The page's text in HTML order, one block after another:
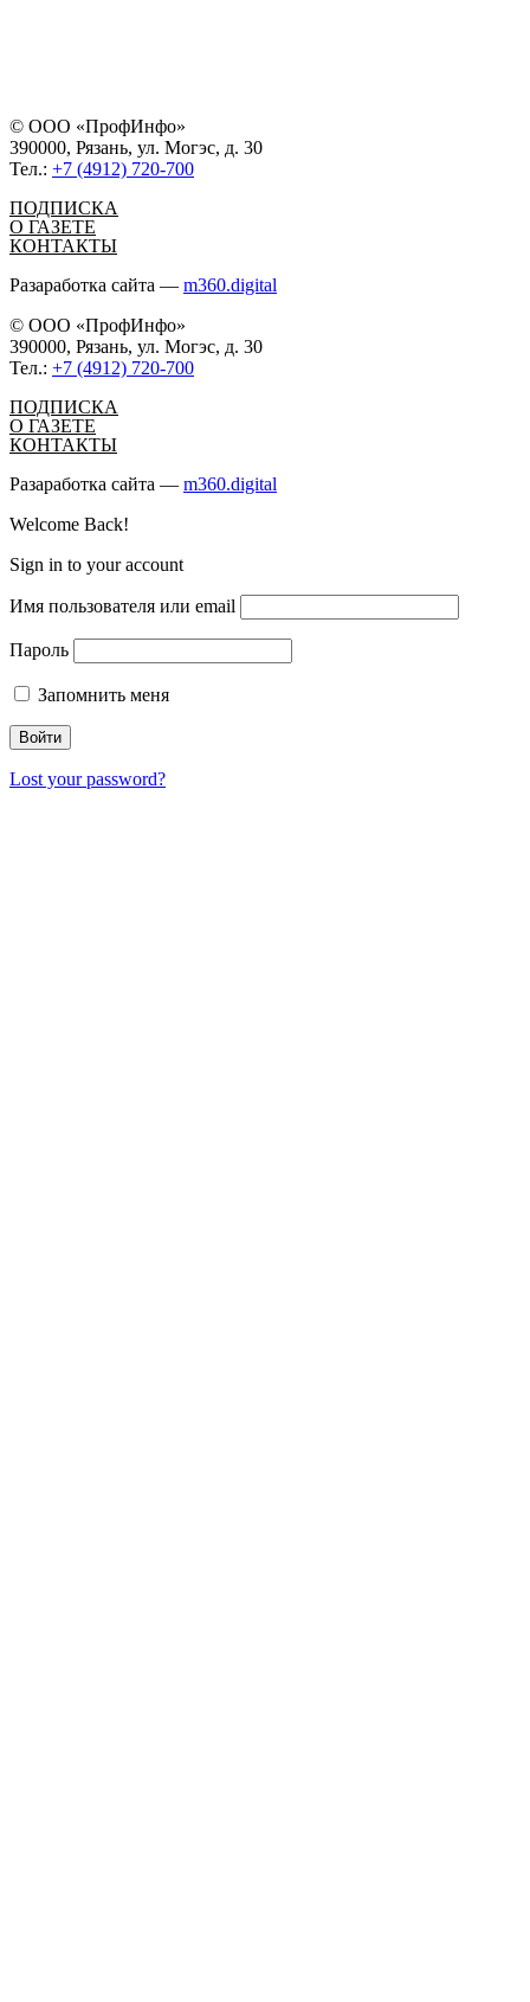
© ООО «ПрофИнфо»
390000, Рязань, ул. Могэс, д. 30
Тел.: +7 (4912) 720-700
ПОДПИСКА
О ГАЗЕТЕ
КОНТАКТЫ
Разаработка сайта — m360.digital
© ООО «ПрофИнфо»
390000, Рязань, ул. Могэс, д. 30
Тел.: +7 (4912) 720-700
ПОДПИСКА
О ГАЗЕТЕ
КОНТАКТЫ
Разаработка сайта — m360.digital
Welcome Back!
Sign in to your account
Имя пользователя или email
Пароль
Запомнить меня
Lost your password?